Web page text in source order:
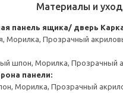
Материалы и уход
панель ящика/ дверь
Морилка, Прозрачный
шпон, Морилка, Прозрачный
панели:
Морилка, Прозрачный